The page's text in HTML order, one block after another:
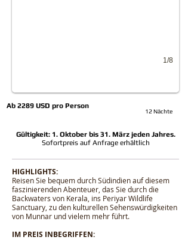
1/8
Ab 2289 USD pro Person
12 Nächte
Gültigkeit: 1. Oktober bis 31. März jeden Jahres.
Sofortpreis auf Anfrage erhältlich
HIGHLIGHTS:
Reisen Sie bequem durch Südindien auf diesem
faszinierenden Abenteuer, das Sie durch die
Backwaters von Kerala, ins Periyar Wildlife
Sanctuary, zu den kulturellen Sehenswürdigkeiten
von Munnar und vielem mehr führt.
IM PREIS INBEGRIFFEN: